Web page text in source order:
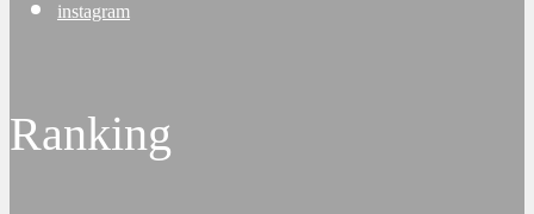
instagram
Ranking